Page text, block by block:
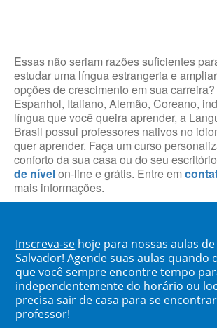
Essas não seriam razões suficientes
estudar uma língua estrangeria e
opções de crescimento em sua
Espanhol, Italiano, Alemão, Coreano,
língua que você queira aprender, a
Brasil possui professores nativos no
quer aprender. Faça um curso
conforto da sua casa ou do seu
de nívelon-line e grátis. Entre em
mais informações.
Inscreva-se hoje para nossas aulas
Salvador! Agende suas aulas quando
que você sempre encontre tempo
independentemente do horário ou
precisa sair de casa para se
professor!